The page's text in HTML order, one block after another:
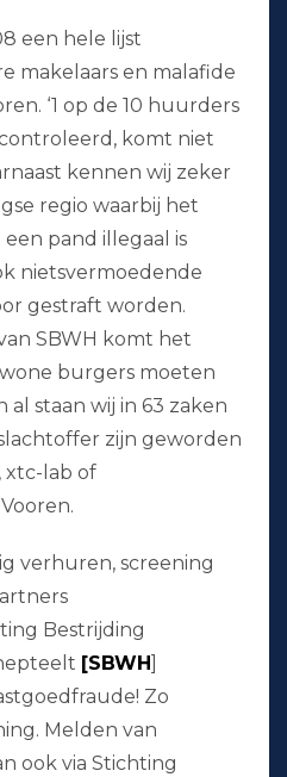
een hele lijst
makelaars en malafide
‘1 op de 10 huurders
komt niet
kennen wij zeker
regio waarbij het
pand illegaal is
nietsvermoedende
gestraft worden.
SBWH komt het
burgers moeten
al staan wij in 63 zaken
zijn geworden
xtc-lab of
verhuren, screening
Bestrijding
[SBWH]
Zo
Melden van
ook via Stichting